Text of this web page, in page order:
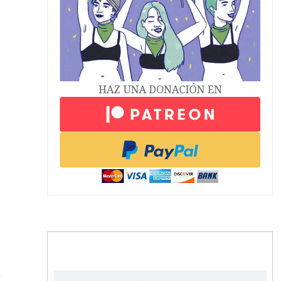
HAZ UNA DONACIÓN EN